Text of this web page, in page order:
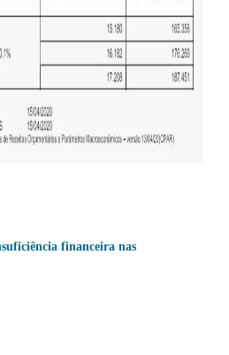
financeira nas